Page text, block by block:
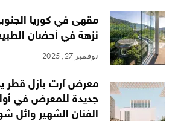
مقهى في كوريا
نزهة في أحضان
نوفمبر 27, 2025
معرض آرت بازل
جديدة للمعرض في
الفنان الشهير وائل